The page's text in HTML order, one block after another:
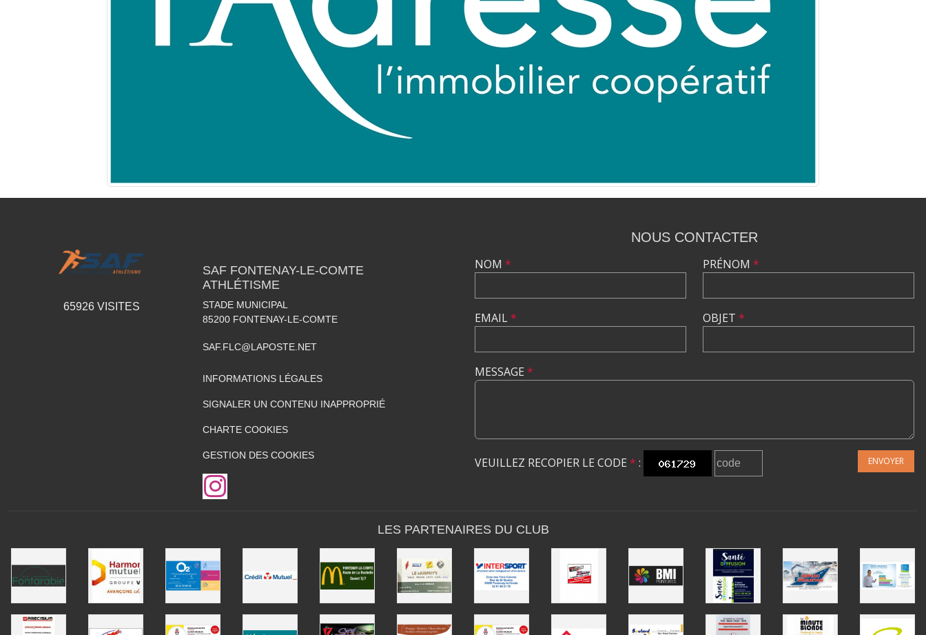
65926VISITES
SAF FONTENAY-LE-COMTE
ATHLÉTISME
STADE MUNICIPAL
85200 FONTENAY-LE-COMTE
SAF.FLC@LAPOSTE.NET
INFORMATIONS LÉGALES
SIGNALER UN CONTENU INAPPROPRIÉ
CHARTE COOKIES
GESTION DES COOKIES
NOUS CONTACTER
NOM *
EMAIL*
PRÉNOM *
OBJET *
MESSAGE *
VEUILLEZ RECOPIER LE CODE * : ENVOYER
LES PARTENAIRES DU CLUB